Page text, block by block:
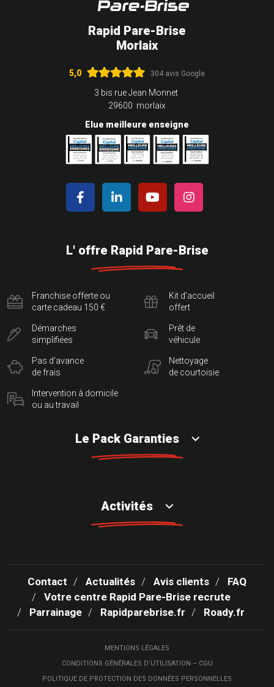
Rapid Pare-Brise
Morlaix
5,0 304 avis Google
3 bis rue Jean Monnet
29600 morlaix
Elue meilleure enseigne
L' offre Rapid Pare-Brise
Franchise offerte ou
carte cadeau 150 €
Démarches
simplifiées
Pas d'avance
de frais
Intervention à domicile
ou au travail
Kit d'accueil
offert
Prêt de
véhicule
Nettoyage
de courtoisie
Le Pack Garanties
Activités
Contact Actualités Avis clients
FAQ
Votre centre Rapid Pare-Brise recrute
Parrainage
Rapidparebrise.fr Roady.fr
MENTIONS LÉGALES
CONDITIONS GÉNÉRALES D’UTILISATION – CGU
POLITIQUE DE PROTECTION DES DONNÉES PERSONNELLES